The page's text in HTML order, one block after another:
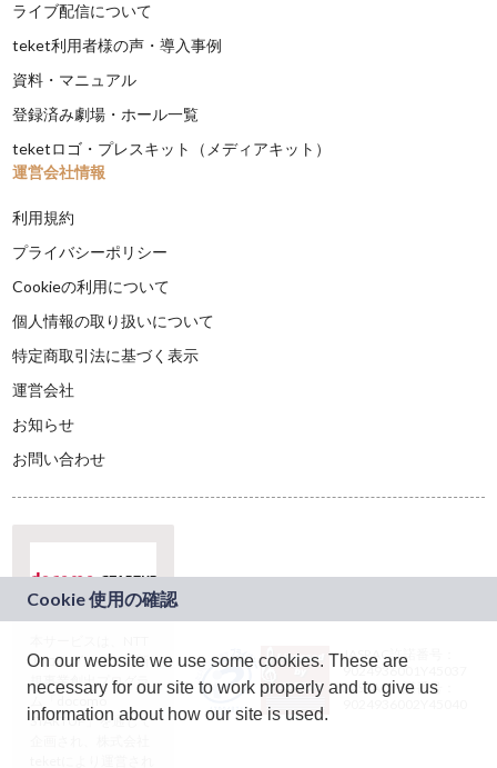
ライブ配信について
teket利用者様の声・導入事例
資料・マニュアル
登録済み劇場・ホール一覧
teketロゴ・プレスキット（メディアキット）
運営会社情報
利用規約
プライバシーポリシー
Cookieの利用について
個人情報の取り扱いについて
特定商取引法に基づく表示
運営会社
お知らせ
お問い合わせ
ドコモグループの新
規事業創出プログラ
ム「docomo
STARTUP」を通じて
JASRAC許諾番号：
9024936001Y45037
JASRAC許諾番号：
On our website we use some cookies. These are
necessary for our site to work properly and to give us
information about how our site is used.